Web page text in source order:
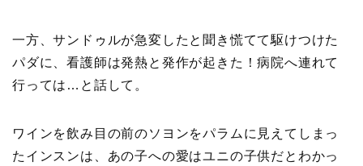
一方、サンドゥルが急変したと聞き慌てて駆けつけた
パダに、看護師は発熱と発作が起きた！病院へ連れて
行っては…と話して。
ワインを飲み目の前のソヨンをパラムに見えてしまっ
たインスンは、あの子への愛はユニの子供だとわかっ